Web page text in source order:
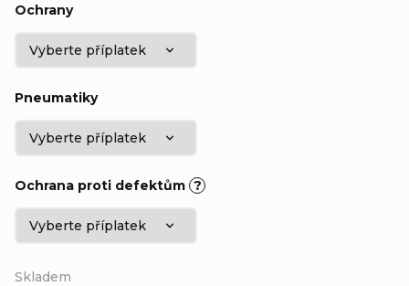
Skladem
Ochrany
Pneumatiky
Ochrana proti defektům ?